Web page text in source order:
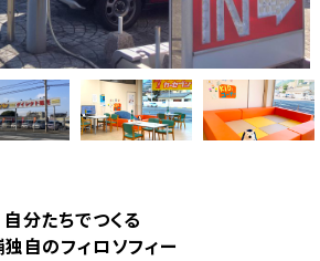
自分たちでつくる
自のフィロソフィー